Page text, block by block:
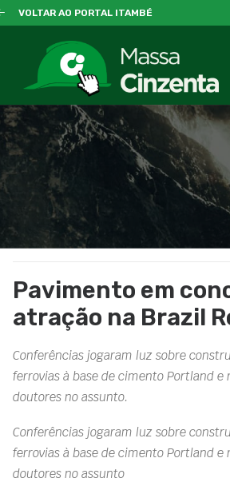
VOLTAR AO PORTAL ITAMBÉ
Pavimento em
atração na Brazil
Conferências jogaram luz sobre
ferrovias à base de cimento Portland e
doutores no assunto.
Conferências jogaram luz sobre
ferrovias à base de cimento Portland e
doutores no assunto